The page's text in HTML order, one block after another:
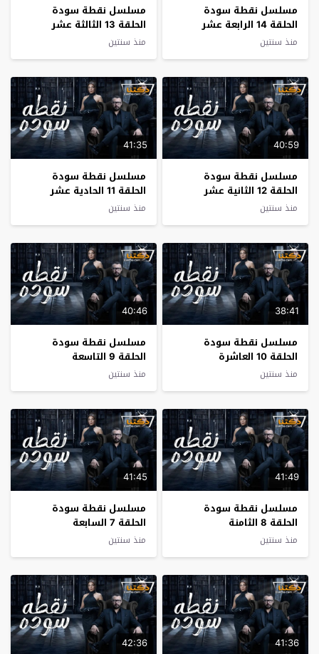
مسلسل نقطة سودة
الحلقة 14 الرابعة عشر
منذ سنتين
مسلسل نقطة سودة
الحلقة 13 الثالثة عشر
منذ سنتين
40:59
مسلسل نقطة سودة
الحلقة 12 الثانية عشر
منذ سنتين
41:35
مسلسل نقطة سودة
الحلقة 11 الحادية عشر
منذ سنتين
38:41
مسلسل نقطة سودة
الحلقة 10 العاشرة
منذ سنتين
40:46
مسلسل نقطة سودة
الحلقة 9 التاسعة
منذ سنتين
41:49
مسلسل نقطة سودة
الحلقة 8 الثامنة
منذ سنتين
41:45
مسلسل نقطة سودة
الحلقة 7 السابعة
منذ سنتين
41:36
42:36